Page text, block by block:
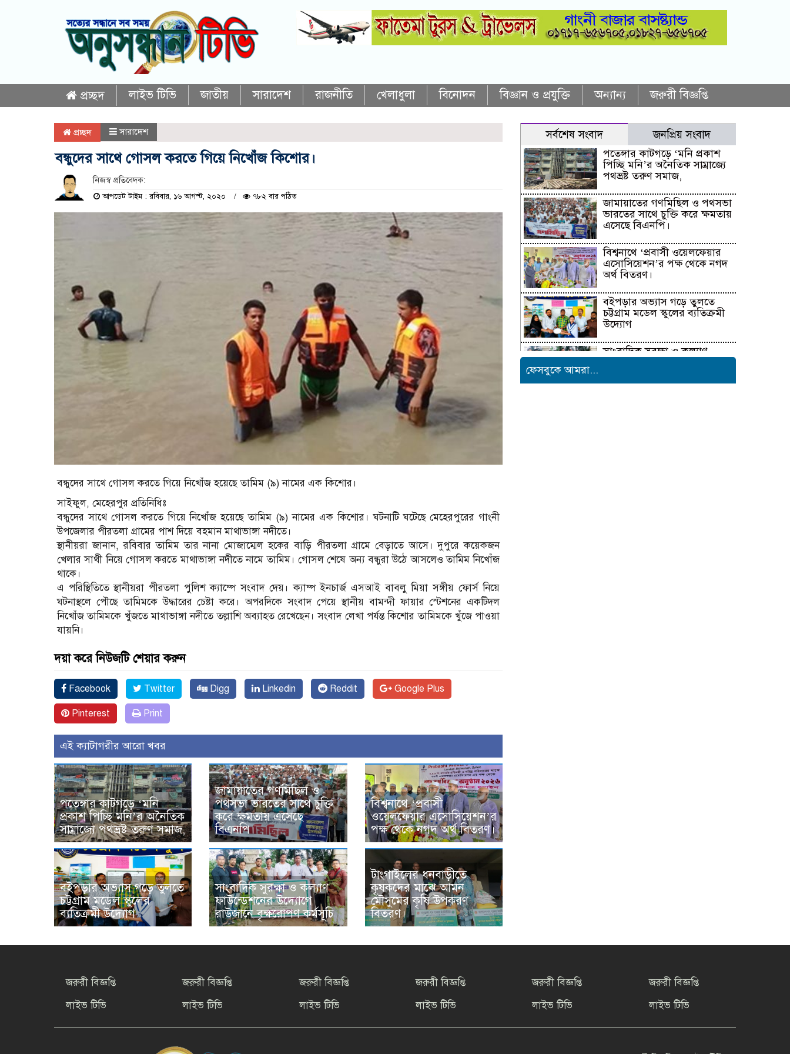
প্রচ্ছদ লাইভ টিভি জাতীয় সারাদেশ রাজনীতি খেলাধুলা বিনোদন বিজ্ঞান ও প্রযুক্তি অন্যান্য জরুরী বিজ্ঞপ্তি
প্রচ্ছদ সারাদেশ
বন্ধুদের সাথে গোসল করতে গিয়ে নিখোঁজ কিশোর।
নিজস্ব প্রতিবেদক:
আপডেট টাইম : রবিবার, ১৬ আগস্ট, ২০২০ ৭৮২ বার পঠিত
বন্ধুদের সাথে গোসল করতে গিয়ে নিখোঁজ হয়েছে তামিম (৯) নামের এক কিশোর।
সাইফুল, মেহেরপুর প্রতিনিধিঃ
বন্ধুদের সাথে গোসল করতে গিয়ে নিখোঁজ হয়েছে তামিম (৯) নামের এক কিশোর। ঘটনাটি ঘটেছে মেহেরপুরের গাংনী
উপজেলার পীরতলা গ্রামের পাশ দিয়ে বহমান মাথাভাঙ্গা নদীতে।
স্থানীয়রা জানান, রবিবার তামিম তার নানা মোজাম্মেল হকের বাড়ি পীরতলা গ্রামে বেড়াতে আসে। দুপুরে কয়েকজন
খেলার সাথী নিয়ে গোসল করতে মাথাভাঙ্গা নদীতে নামে তামিম। গোসল শেষে অন্য বন্ধুরা উঠে আসলেও তামিম নিখোঁজ
থাকে।
এ পরিস্থিতিতে স্থানীয়রা পীরতলা পুলিশ ক্যাম্পে সংবাদ দেয়। ক্যাম্প ইনচার্জ এসআই বাবলু মিয়া সঙ্গীয় ফোর্স নিয়ে
ঘটনাস্থলে পৌছে তামিমকে উদ্ধারের চেষ্টা করে। অপরদিকে সংবাদ পেয়ে স্থানীয় বামন্দী ফায়ার স্টেশনের একটিদল
নিখোঁজ তামিমকে খুঁজতে মাথাভাঙ্গা নদীতে তল্লাশি অব্যাহত রেখেছেন। সংবাদ লেখা পর্যন্ত কিশোর তামিমকে খুঁজে পাওয়া
যায়নি।
দয়া করে নিউজটি শেয়ার করুন
Facebook Twitter Digg Linkedin Reddit Google Plus
Pinterest Print
এই ক্যাটাগরীর আরো খবর
পতেঙ্গার কাটগড়ে ‘মনি
প্রকাশ পিচ্ছি মনি’র অনৈতিক
সাম্রাজ্যে পথভ্রষ্ট তরুণ সমাজ,
জামায়াতের গণমিছিল ও
পথসভা ভারতের সাথে চুক্তি
করে ক্ষমতায় এসেছে
বিএনপি।
বিশ্বনাথে ‘প্রবাসী
ওয়েলফেয়ার এসোসিয়েশন’র
পক্ষ থেকে নগদ অর্থ বিতরণ।
বইপড়ার অভ্যাস গড়ে তুলতে
চট্টগ্রাম মডেল স্কুলের
ব্যতিক্রমী উদ্যোগ
সাংবাদিক সুরক্ষা ও কল্যাণ
ফাউন্ডেশনের উদ্যোগে
রাউজানে বৃক্ষরোপণ কর্মসূচি
টাংগাইলের ধনবাড়ীতে
কৃষকদের মাঝে আমন
মৌসুমের কৃষি উপকরণ
বিতরণ।
সর্বশেষ সংবাদ জনপ্রিয় সংবাদ
পতেঙ্গার কাটগড়ে ‘মনি প্রকাশ
পিচ্ছি মনি’র অনৈতিক সাম্রাজ্যে
পথভ্রষ্ট তরুণ সমাজ,
জামায়াতের গণমিছিল ও পথসভা
ভারতের সাথে চুক্তি করে ক্ষমতায়
এসেছে বিএনপি।
বিশ্বনাথে ‘প্রবাসী ওয়েলফেয়ার
এসোসিয়েশন’র পক্ষ থেকে নগদ
অর্থ বিতরণ।
বইপড়ার অভ্যাস গড়ে তুলতে
চট্টগ্রাম মডেল স্কুলের ব্যতিক্রমী
উদ্যোগ
সাংবাদিক সুরক্ষা ও কল্যাণ
ফেসবুকে আমরা...
জরুরী বিজ্ঞপ্তি
লাইভ টিভি
জরুরী বিজ্ঞপ্তি
লাইভ টিভি
জরুরী বিজ্ঞপ্তি
লাইভ টিভি
জরুরী বিজ্ঞপ্তি
লাইভ টিভি
জরুরী বিজ্ঞপ্তি
লাইভ টিভি
জরুরী বিজ্ঞপ্তি
লাইভ টিভি